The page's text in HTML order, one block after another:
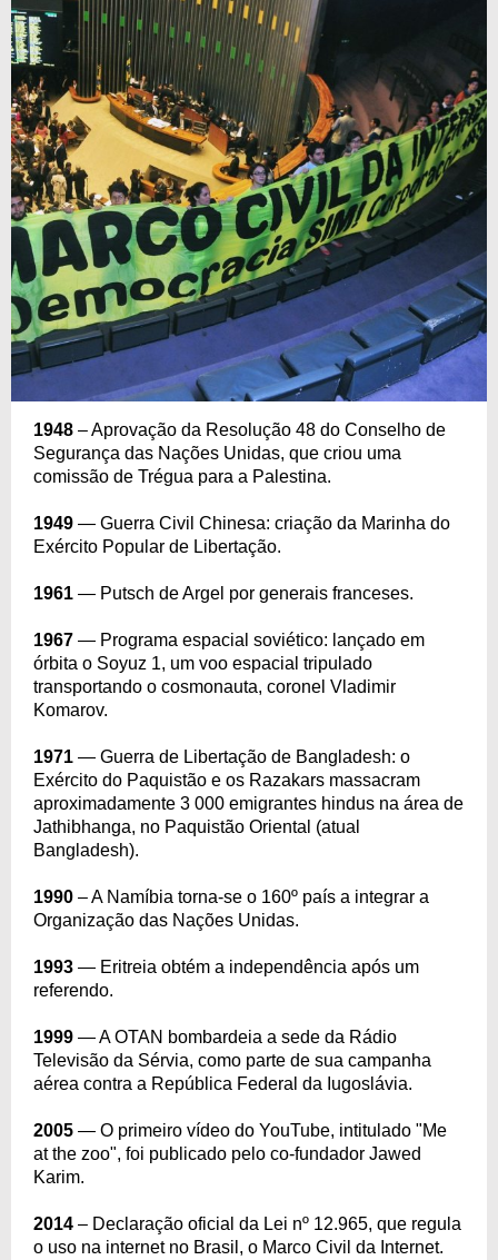
1948 – Aprovação da Resolução 48 do Conselho de
Segurança das Nações Unidas, que criou uma
comissão de Trégua para a Palestina.
1949 — Guerra Civil Chinesa: criação da Marinha do
Exército Popular de Libertação.
1961 — Putsch de Argel por generais franceses.
1967 — Programa espacial soviético: lançado em
órbita o Soyuz 1, um voo espacial tripulado
transportando o cosmonauta, coronel Vladimir
Komarov.
1971 — Guerra de Libertação de Bangladesh: o
Exército do Paquistão e os Razakars massacram
aproximadamente 3 000 emigrantes hindus na área de
Jathibhanga, no Paquistão Oriental (atual
Bangladesh).
1990 – A Namíbia torna-se o 160º país a integrar a
Organização das Nações Unidas.
1993 — Eritreia obtém a independência após um
referendo.
1999 — A OTAN bombardeia a sede da Rádio
Televisão da Sérvia, como parte de sua campanha
aérea contra a República Federal da Iugoslávia.
2005 — O primeiro vídeo do YouTube, intitulado "Me
at the zoo", foi publicado pelo co-fundador Jawed
Karim.
2014 – Declaração oficial da Lei nº 12.965, que regula
o uso na internet no Brasil, o Marco Civil da Internet.